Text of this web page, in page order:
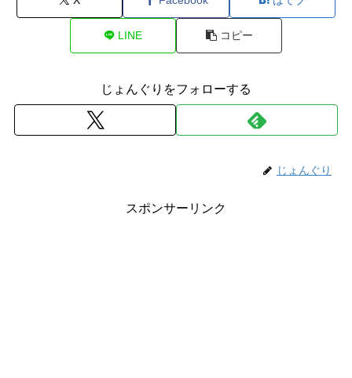
LINE コピー
じょんぐりをフォローする
じょんぐり
スポンサーリンク